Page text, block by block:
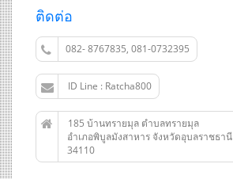
ติดต่อ
082- 8767835, 081-0732395
ID Line : Ratcha800
185 บ้านทรายมุล ตำบลทรายมุล
อำเภอพิบูลมังสาหาร จังหวัดอุบลราชธานี
34110